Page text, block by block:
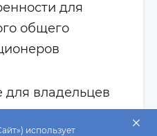
для
общего
владельцев
использует